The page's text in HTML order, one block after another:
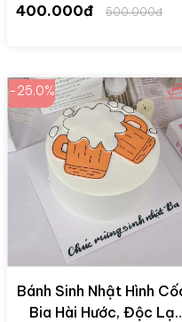
400.000đ 500.000đ
-25.0%
Bánh Sinh Nhật Hình
Bia Hài Hước, Độc Lạ